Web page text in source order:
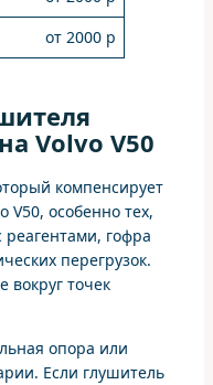
от 2000 р
Volvo V50
компенсирует
особенно тех,
гофра
перегрузок.
вокруг точек
опора или
Если глушитель